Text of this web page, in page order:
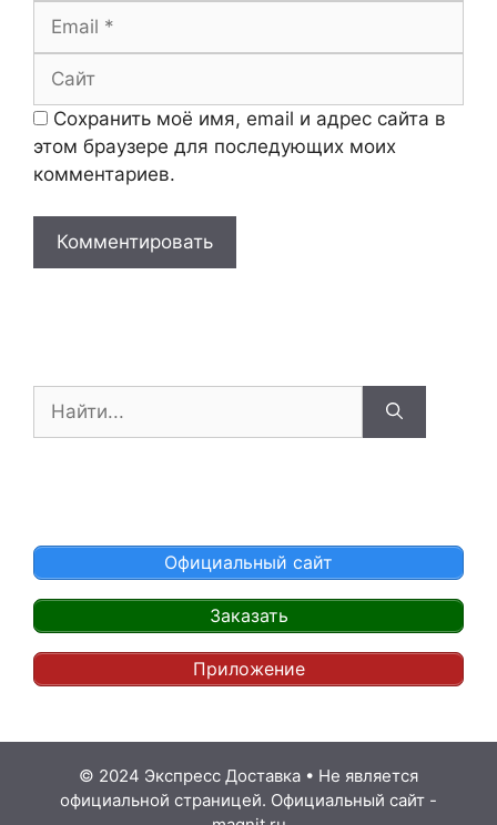
Сохранить моё имя, email и адрес сайта в
этом браузере для последующих моих
комментариев.
Официальный сайт
Заказать
Приложение
© 2024 Экспресс Доставка • Не является
официальной страницей. Официальный сайт -